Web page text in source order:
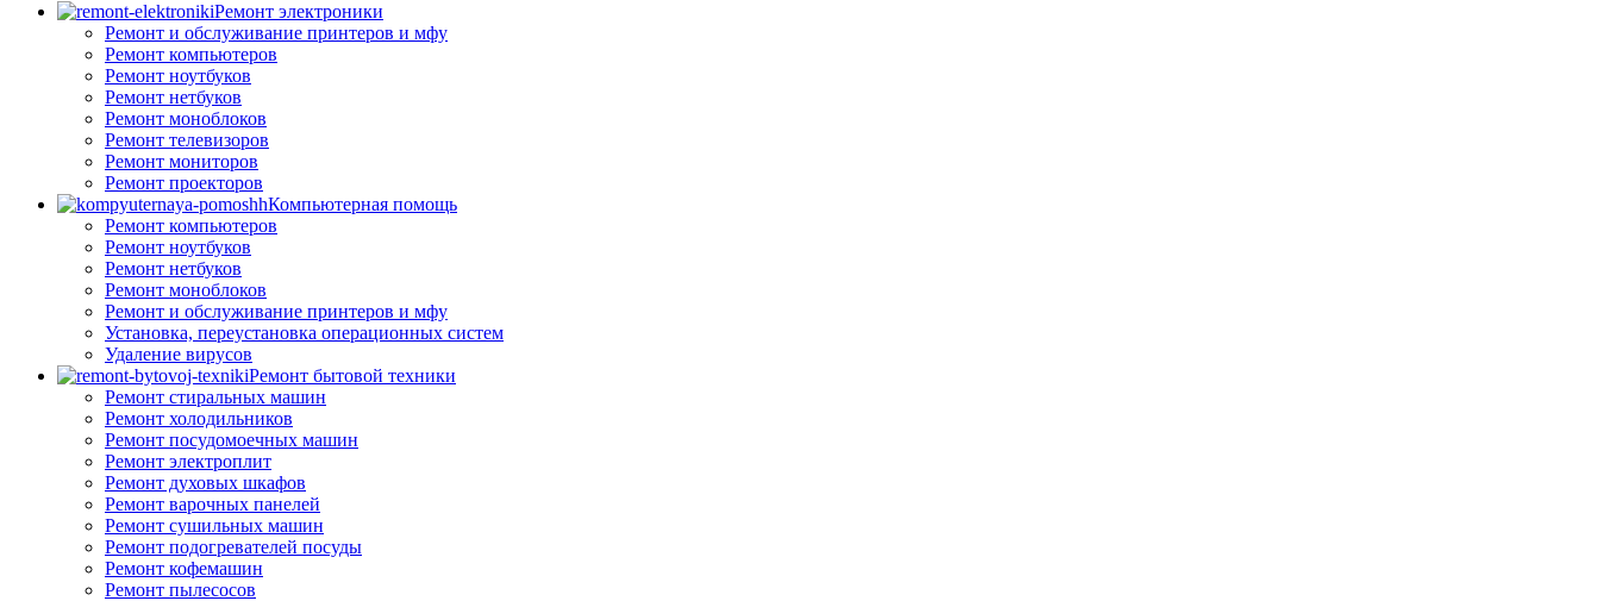
Ремонт электроники
Ремонт и обслуживание принтеров и мфу
Ремонт компьютеров
Ремонт ноутбуков
Ремонт нетбуков
Ремонт моноблоков
Ремонт телевизоров
Ремонт мониторов
Ремонт проекторов
Компьютерная помощь
Ремонт компьютеров
Ремонт ноутбуков
Ремонт нетбуков
Ремонт моноблоков
Ремонт и обслуживание принтеров и мфу
Установка, переустановка операционных систем
Удаление вирусов
Ремонт бытовой техники
Ремонт стиральных машин
Ремонт холодильников
Ремонт посудомоечных машин
Ремонт электроплит
Ремонт духовых шкафов
Ремонт варочных панелей
Ремонт сушильных машин
Ремонт подогревателей посуды
Ремонт кофемашин
Ремонт пылесосов